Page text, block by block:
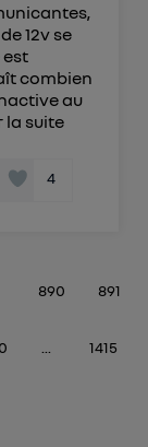
12v se
combien
au
la suite
4
890 891
1415